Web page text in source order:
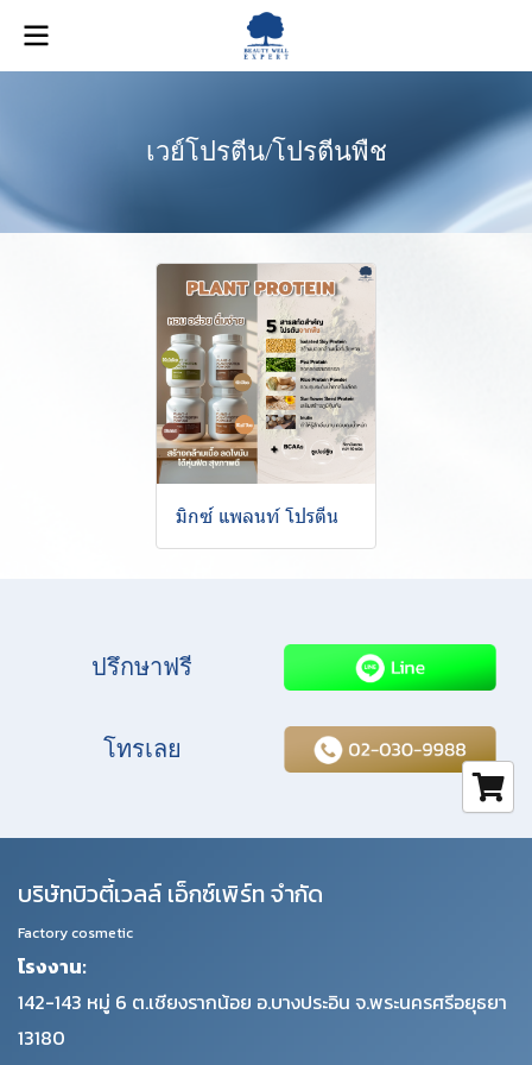
เวย์โปรตีน/โปรตีนพืช
มิกซ์ แพลนท์ โปรตีน
ปรึกษาฟรี
โทรเลย
บริษัทบิวตี้เวลล์ เอ็กซ์เพิร์ท จำกัด
Factory cosmetic
โรงงาน:
142-143 หมู่ 6 ต.เชียงรากน้อย อ.บางประอิน จ.พระนครศรีอยุธยา
13180